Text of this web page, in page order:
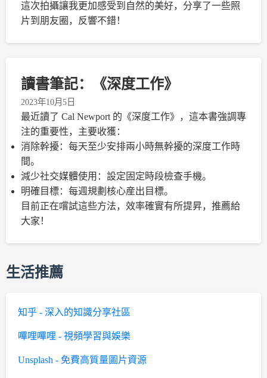
這次拍攝讓我更加感受到自然的美好，分享了一些照
片到朋友圈，反響不錯！
讀書筆記：《深度工作》
2023年10月5日
最近讀了 Cal Newport 的《深度工作》，這本書強調專
注的重要性，主要收獲：
消除幹擾：每天至少安排兩小時無幹擾的深度工作時
間。
減少社交媒體使用：設定固定時段檢查手機。
明確目標：每週規劃核心産出目標。
目前正在嚐試這些方法，效率確實有所提昇，推薦給
大家！
生活推薦
知乎 - 深入的知識分享社區
嗶哩嗶哩 - 視頻學習與娛樂
Unsplash - 免費高質量圖片資源